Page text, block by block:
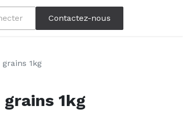
Contactez-nous
1kg
1kg